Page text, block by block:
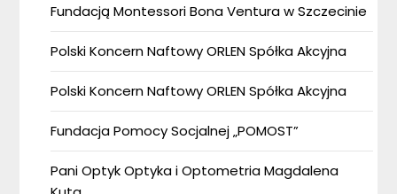
Fundacją Montessori Bona Ventura w Szczecinie
Polski Koncern Naftowy ORLEN Spółka Akcyjna
Polski Koncern Naftowy ORLEN Spółka Akcyjna
Fundacja Pomocy Socjalnej „POMOST”
Pani Optyk Optyka i Optometria Magdalena